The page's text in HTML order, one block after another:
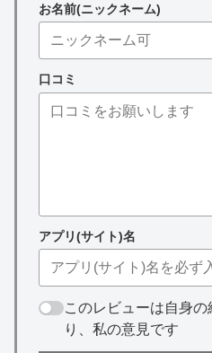
お名前(ニックネーム)
口コミ
アプリ(サイト)名
このレビューは自身
り、私の意見です